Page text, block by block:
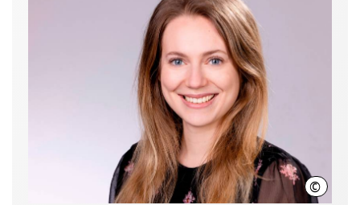
© Region